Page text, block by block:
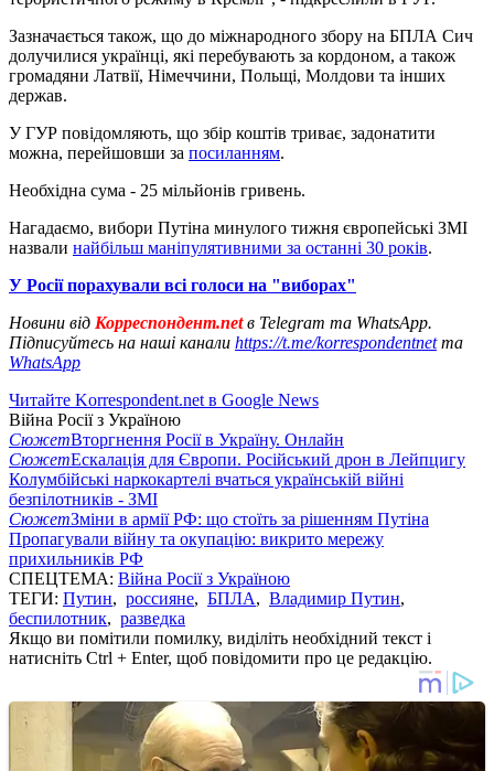
Зазначається також, що до міжнародного збору на БПЛА Сич
долучилися українці, які перебувають за кордоном, а також
громадяни Латвії, Німеччини, Польщі, Молдови та інших
держав.
У ГУР повідомляють, що збір коштів триває, задонатити
можна, перейшовши за посиланням.
Необхідна сума - 25 мільйонів гривень.
Нагадаємо, вибори Путіна минулого тижня європейські ЗМІ
назвали найбільш маніпулятивними за останні 30 років.
У Росії порахували всі голоси на "виборах"
Новини від Корреспондент.netв Telegram та WhatsApp.
Підписуйтесь на наші канали https://t.me/korrespondentnetта
WhatsApp
Читайте Korrespondent.net в Google News
Війна Росії з Україною
СюжетВторгнення Росії в Україну. Онлайн
СюжетЕскалація для Європи. Російський дрон в Лейпцигу
Колумбійські наркокартелі вчаться українській війні
безпілотників - ЗМІ
СюжетЗміни в армії РФ: що стоїть за рішенням Путіна
Пропагували війну та окупацію: викрито мережу
прихильників РФ
СПЕЦТЕМА: Війна Росії з Україною
ТЕГИ: Путин, россияне, БПЛА, Владимир Путин,
беспилотник, разведка
Якщо ви помітили помилку, виділіть необхідний текст і
натисніть Ctrl + Enter, щоб повідомити про це редакцію.